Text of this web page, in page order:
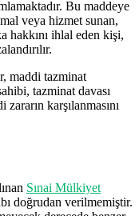
Bu maddeye
veya hizmet sunan,
hakkını ihlal eden kişi,
maddi tazminat
tazminat davası
karşılanmasını
Sınai Mülkiyet
doğrudan verilmemiştir.